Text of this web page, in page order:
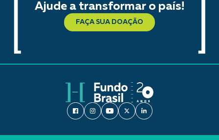
Ajude a transformar o país!
FAÇA SUA DOAÇÃO